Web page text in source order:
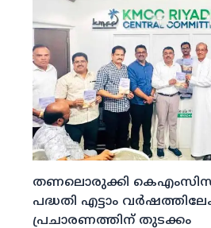
തണലൊരുക്കി
പദ്ധതി എട്ടാം
പ്രചാരണത്തിന് തുടക്കം